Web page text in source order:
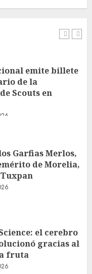
de Wall Street
emite billete
de la
Scouts en
Garfias Merlos,
de Morelia,
el cerebro
gracias al
fruta